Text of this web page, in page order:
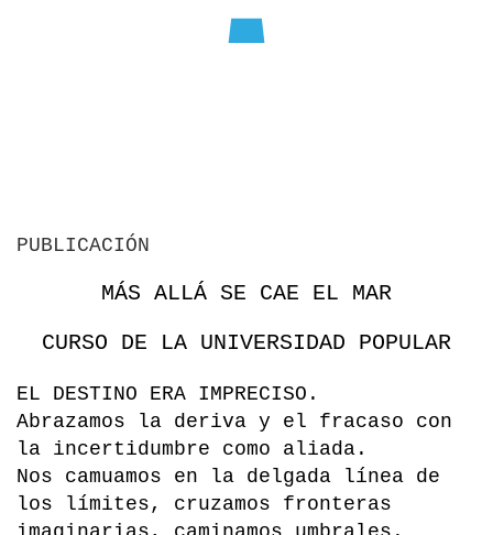
PUBLICACIÓN
MÁS ALLÁ SE CAE EL MAR
CURSO DE LA UNIVERSIDAD POPULAR
EL DESTINO ERA IMPRECISO.
Abrazamos la deriva y el fracaso con
la incertidumbre como aliada.
Nos camuamos en la delgada línea de
los límites, cruzamos fronteras